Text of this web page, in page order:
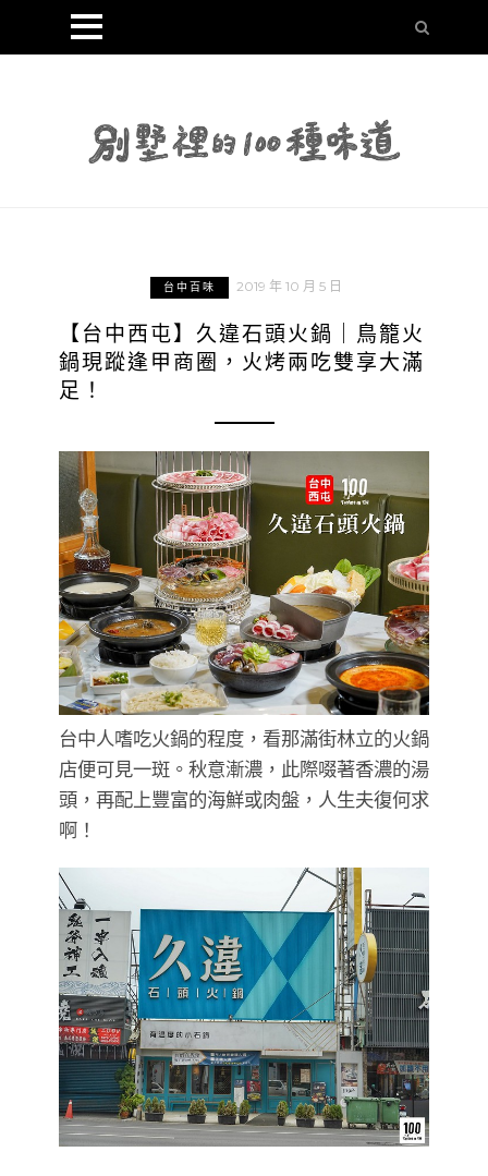
台中百味 2019 年 10 月 5 日
【台中西屯】久違石頭火鍋｜鳥籠火
鍋現蹤逢甲商圈，火烤兩吃雙享大滿
足！
台中人嗜吃火鍋的程度，看那滿街林立的火鍋
店便可見一斑。秋意漸濃，此際啜著香濃的湯
頭，再配上豐富的海鮮或肉盤，人生夫復何求
啊！